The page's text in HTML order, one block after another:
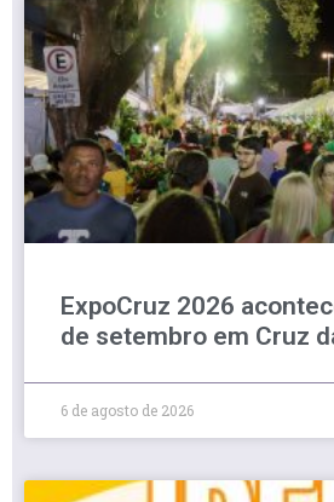
ExpoCruz 2026
de setembro em Cruz
6 de agosto de 2026